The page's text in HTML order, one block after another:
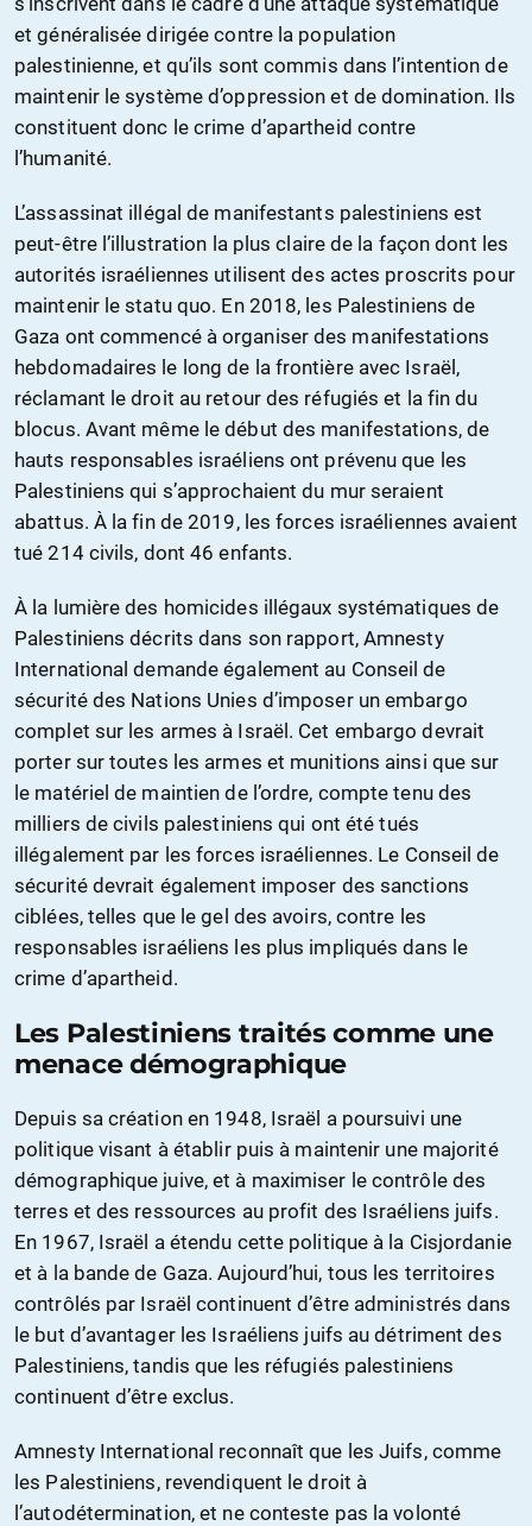
et généralisée dirigée contre la population
palestinienne, et qu’ils sont commis dans l’intention de
maintenir le système d’oppression et de domination. Ils
constituent donc le crime d’apartheid contre
l’humanité.
L’assassinat illégal de manifestants palestiniens est
peut-être l’illustration la plus claire de la façon dont les
autorités israéliennes utilisent des actes proscrits pour
maintenir le statu quo. En 2018, les Palestiniens de
Gaza ont commencé à organiser des manifestations
hebdomadaires le long de la frontière avec Israël,
réclamant le droit au retour des réfugiés et la fin du
blocus. Avant même le début des manifestations, de
hauts responsables israéliens ont prévenu que les
Palestiniens qui s’approchaient du mur seraient
abattus. À la fin de 2019, les forces israéliennes avaient
tué 214 civils, dont 46 enfants.
À la lumière des homicides illégaux systématiques de
Palestiniens décrits dans son rapport, Amnesty
International demande également au Conseil de
sécurité des Nations Unies d’imposer un embargo
complet sur les armes à Israël. Cet embargo devrait
porter sur toutes les armes et munitions ainsi que sur
le matériel de maintien de l’ordre, compte tenu des
milliers de civils palestiniens qui ont été tués
illégalement par les forces israéliennes. Le Conseil de
sécurité devrait également imposer des sanctions
ciblées, telles que le gel des avoirs, contre les
responsables israéliens les plus impliqués dans le
crime d’apartheid.
Les Palestiniens traités comme une
menace démographique
Depuis sa création en 1948, Israël a poursuivi une
politique visant à établir puis à maintenir une majorité
démographique juive, et à maximiser le contrôle des
terres et des ressources au profit des Israéliens juifs.
En 1967, Israël a étendu cette politique à la Cisjordanie
et à la bande de Gaza. Aujourd’hui, tous les territoires
contrôlés par Israël continuent d’être administrés dans
le but d’avantager les Israéliens juifs au détriment des
Palestiniens, tandis que les réfugiés palestiniens
continuent d’être exclus.
Amnesty International reconnaît que les Juifs, comme
les Palestiniens, revendiquent le droit à
l’autodétermination, et ne conteste pas la volonté